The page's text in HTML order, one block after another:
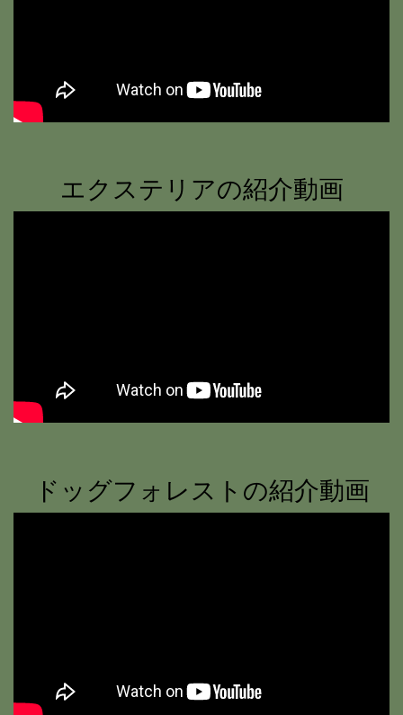
エクステリアの紹介動画
ドッグフォレストの紹介動画